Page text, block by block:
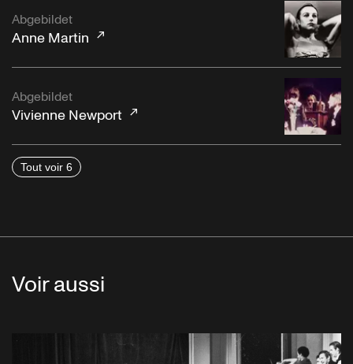
Abgebildet
Anne Martin
Abgebildet
Vivienne Newport
Tout voir 6
Voir aussi